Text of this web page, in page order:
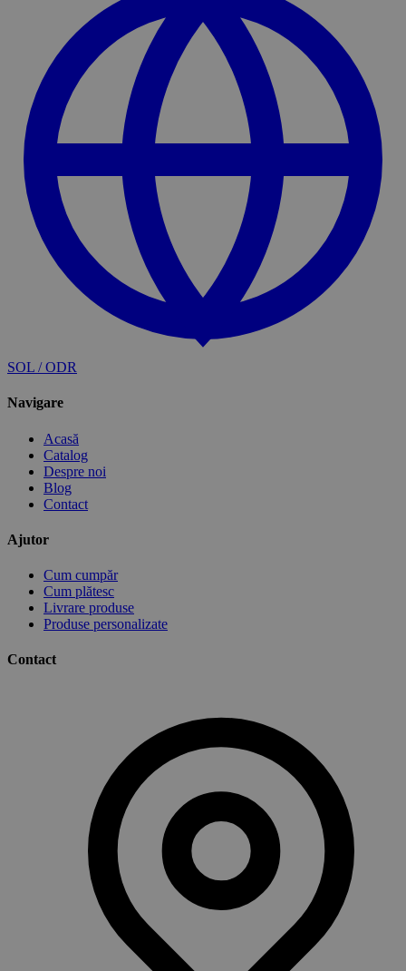
SOL / ODR
Navigare
Acasă
Catalog
Despre noi
Blog
Contact
Ajutor
Cum cumpăr
Cum plătesc
Livrare produse
Produse personalizate
Contact